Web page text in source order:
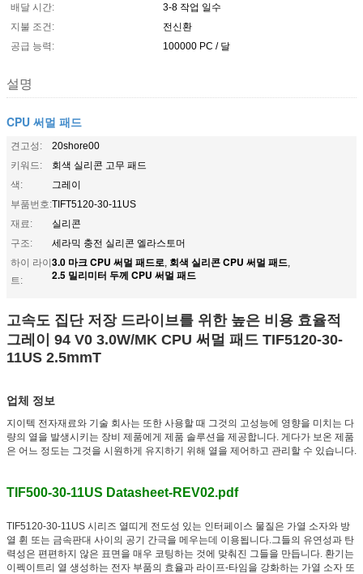
배달 시간:
3-8 작업 일수
지불 조건:
전신환
공급 능력:
100000 PC / 달
설명
CPU 써멀 패드
견고성:
20shore00
키워드:
회색 실리콘 고무 패드
색:
그레이
부품번호:TIFT5120-30-11US
재료:
실리콘
구조:
세라믹 충전 실리콘 엘라스토머
하이 라이
트:
3.0 마크 CPU 써멀 패드로, 회색 실리콘 CPU 써멀 패드,
2.5 밀리미터 두께 CPU 써멀 패드
고속도 집단 저장 드라이브를 위한 높은 비용 효율적
그레이 94 V0 3.0W/MK CPU 써멀 패드 TIF5120-30-
11US 2.5mmT
업체 정보
지이텍 전자재료와 기술 회사는 또한 사용할 때 그것의 고성능에 영향을 미치는 다
량의 열을 발생시키는 장비 제품에게 제품 솔루션을 제공합니다. 게다가 보온 제품
은 어느 정도는 그것을 시원하게 유지하기 위해 열을 제어하고 관리할 수 있습니다.
TIF500-30-11US Datasheet-REV02.pdf
TIF5120-30-11US 시리즈 열띠게 전도성 있는 인터페이스 물질은 가열 소자와 방
열 휜 또는 금속판대 사이의 공기 간극을 메우는데 이용됩니다.그들의 유연성과 탄
력성은 편편하지 않은 표면을 매우 코팅하는 것에 맞춰진 그들을 만듭니다. 환기는
이펙이트리 열 생성하는 전자 부품의 효율과 라이프-타임을 강화하는 가열 소자 또